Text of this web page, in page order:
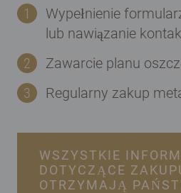
Wypełnienie
lub nawiązanie
Zawarcie planu
Regularny zakup
WSZYSTKIE
DOTYCZĄCE
OTRZYMAJĄ